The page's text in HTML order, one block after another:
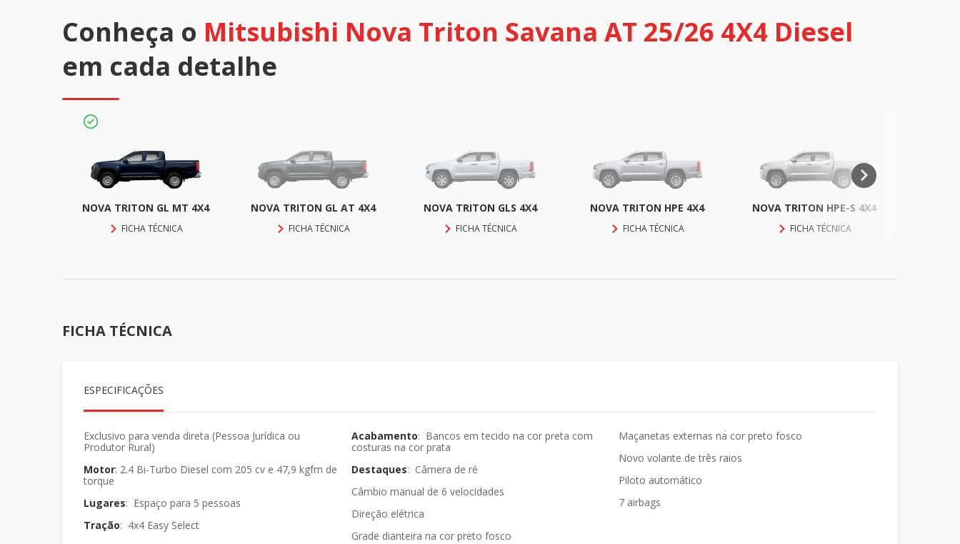
Conheça o Mitsubishi Nova Triton Savana AT 25/26 4X4 Diesel
em cada detalhe
NOVA TRITON GL MT 4X4
FICHA TÉCNICA
NOVA TRITON GL AT 4X4
FICHA TÉCNICA
NOVA TRITON GLS 4X4
FICHA TÉCNICA
NOVA TRITON HPE 4X4
FICHA TÉCNICA
NOVA TRITON HPE-S 4X4
FICHA TÉCNICA
FICHA TÉCNICA
ESPECIFICAÇÕES
Exclusivo para venda direta (Pessoa Jurídica ou
Produtor Rural)
Motor: 2.4 Bi-Turbo Diesel com 205 cv e 47,9 kgfm de
torque
Lugares: Espaço para 5 pessoas
Tração: 4x4 Easy Select
Acabamento: Bancos em tecido na cor preta com
costuras na cor prata
Destaques: Câmera de ré
Câmbio manual de 6 velocidades
Direção elétrica
Grade dianteira na cor preto fosco
Maçanetas externas na cor preto fosco
Novo volante de três raios
Piloto automático
7 airbags